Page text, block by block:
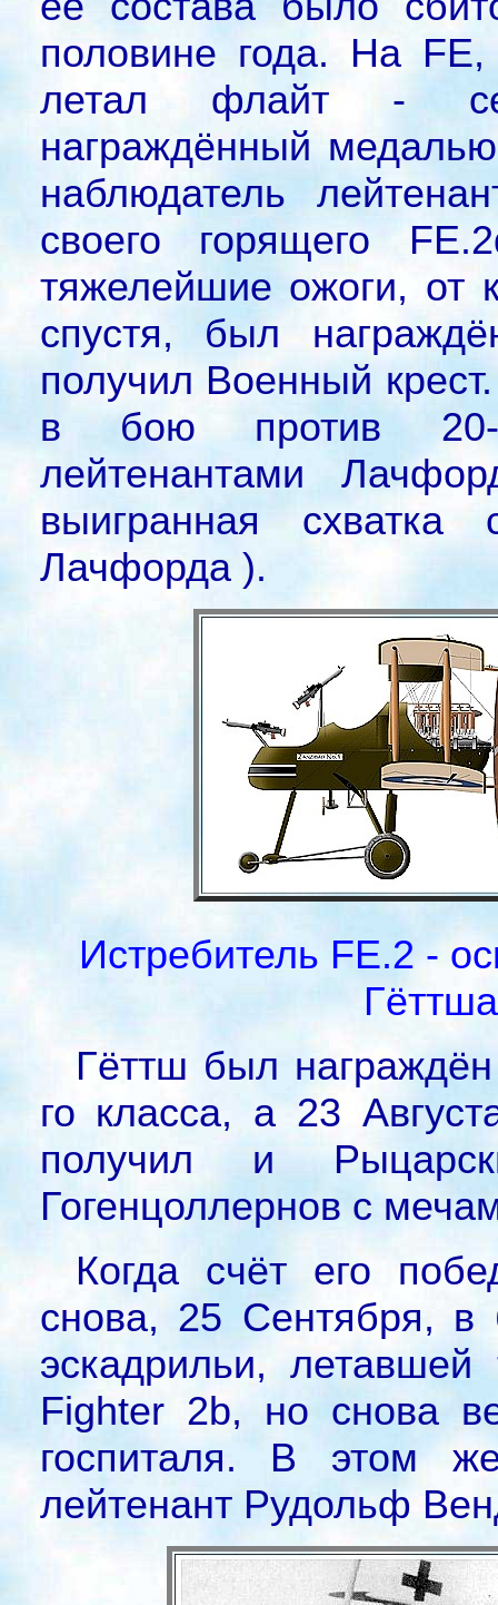
половине года. На
летал флайт -
награждённый
наблюдатель
своего горящего
тяжелейшие ожоги, от
спустя, был
получил Военный
в бою против 20-й
лейтенантами
выигранная
Лачфорда ).
Истребитель FE.2 -
Гёттш был
го класса, а 23
получил и
Гогенцоллернов с
Когда счёт его
снова, 25 Сентября,
эскадрильи,
Fighter 2b, но снова
госпиталя. В этом
лейтенант Рудольф